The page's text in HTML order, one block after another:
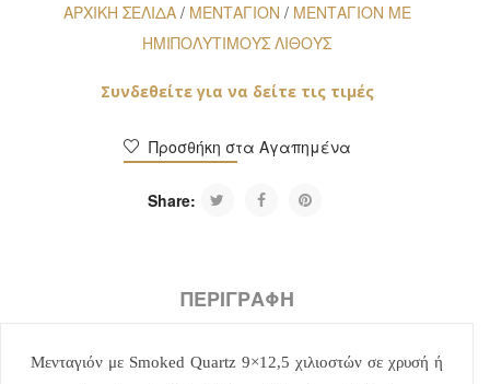
ΑΡΧΙΚΉ ΣΕΛΊΔΑ/ ΜΕΝΤΑΓΙΟΝ / ΜΕΝΤΑΓΙΌΝ ΜΕ
ΗΜΙΠΟΛΎΤΙΜΟΥΣ ΛΊΘΟΥΣ
Συνδεθείτε για να δείτε τις τιμές
Προσθήκη στα Αγαπημένα
Share:
ΠΕΡΙΓΡΑΦΉ
Μενταγιόν με Smoked Quartz 9×12,5 χιλιοστών σε χρυσή ή